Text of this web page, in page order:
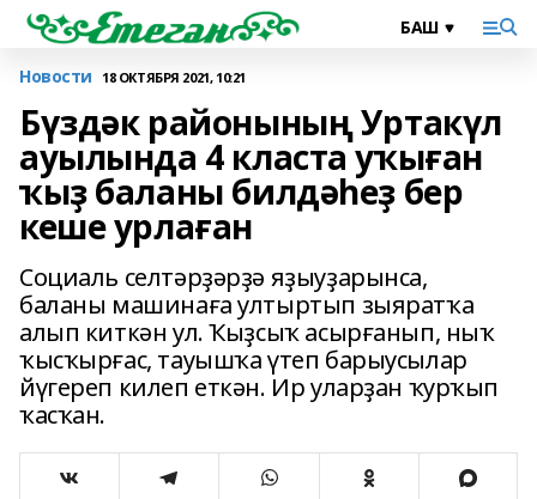
Новости 18 ОКТЯБРЯ 2021, 10:21
Бүздәк районының Уртакүл
ауылында 4 класта уҡыған
ҡыҙ баланы билдәһеҙ бер
кеше урлаған
Социаль селтәрҙәрҙә яҙыуҙарынса,
баланы машинаға ултыртып зыяратҡа
алып киткән ул. Ҡыҙсыҡ асырғанып, ныҡ
ҡысҡырғас, тауышҡа үтеп барыусылар
йүгереп килеп еткән. Ир уларҙан ҡурҡып
ҡасҡан.